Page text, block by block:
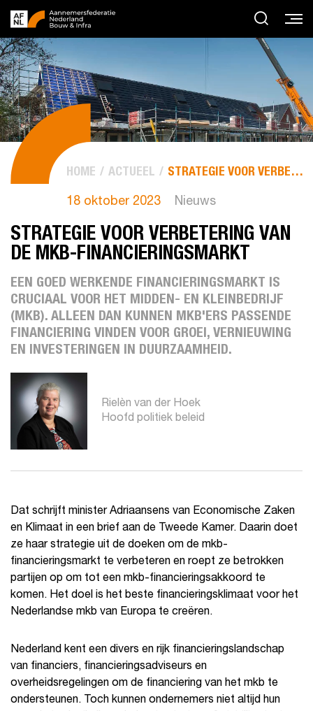
HOME ACTUEEL STRATEGIE VOOR VERBETERING VAN DE MKB-FINANCIERINGSMARKT
18 oktober 2023 Nieuws
STRATEGIE VOOR VERBETERING VAN
DE MKB-FINANCIERINGSMARKT
EEN GOED WERKENDE FINANCIERINGSMARKT IS
CRUCIAAL VOOR HET MIDDEN- EN KLEINBEDRIJF
(MKB). ALLEEN DAN KUNNEN MKB'ERS PASSENDE
FINANCIERING VINDEN VOOR GROEI, VERNIEUWING
EN INVESTERINGEN IN DUURZAAMHEID.
Rielèn van der Hoek
Hoofd politiek beleid
Dat schrijft minister Adriaansens van Economische Zaken
en Klimaat in een brief aan de Tweede Kamer. Daarin doet
ze haar strategie uit de doeken om de mkb-
financieringsmarkt te verbeteren en roept ze betrokken
partijen op om tot een mkb-financieringsakkoord te
komen. Het doel is het beste financieringsklimaat voor het
Nederlandse mkb van Europa te creëren.
Nederland kent een divers en rijk financieringslandschap
van financiers, financieringsadviseurs en
overheidsregelingen om de financiering van het mkb te
ondersteunen. Toch kunnen ondernemers niet altijd hun